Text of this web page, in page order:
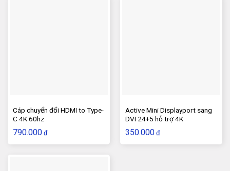
Cáp chuyển đổi HDMI to Type-
C 4K 60hz
790.000 ₫
Active Mini Displayport sang
DVI 24+5 hỗ trợ 4K
350.000 ₫